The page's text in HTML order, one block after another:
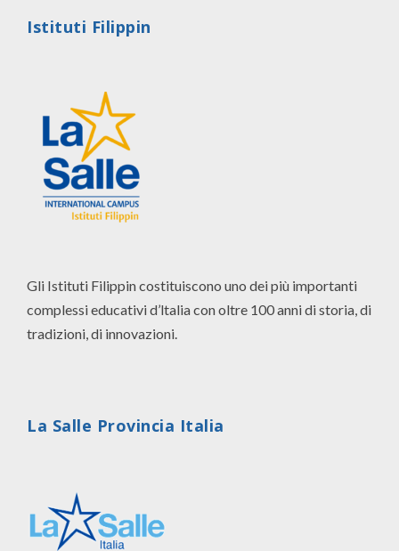
Istituti Filippin
Gli Istituti Filippin costituiscono uno dei più importanti
complessi educativi d’ltalia con oltre 100 anni di storia, di
tradizioni, di innovazioni.
La Salle Provincia Italia